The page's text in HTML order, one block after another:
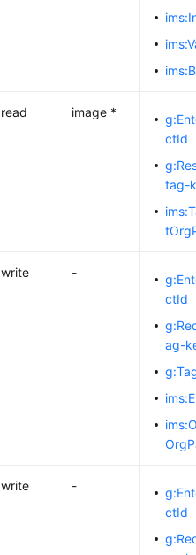
read image *
ctId
tag-
write -
ctId
ag-
write -
ctId